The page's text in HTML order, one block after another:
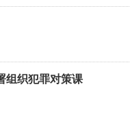
组织犯罪对策课